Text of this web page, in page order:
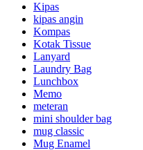
Kipas
kipas angin
Kompas
Kotak Tissue
Lanyard
Laundry Bag
Lunchbox
Memo
meteran
mini shoulder bag
mug classic
Mug Enamel